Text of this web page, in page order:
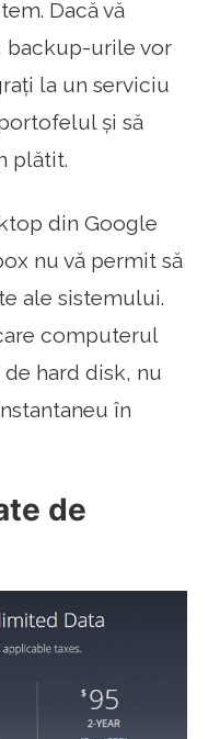
Dacă vă
backup-urile vor
la un serviciu
și să
plătit.
din Google
nu vă permit să
ale sistemului.
computerul
hard disk, nu
în
de